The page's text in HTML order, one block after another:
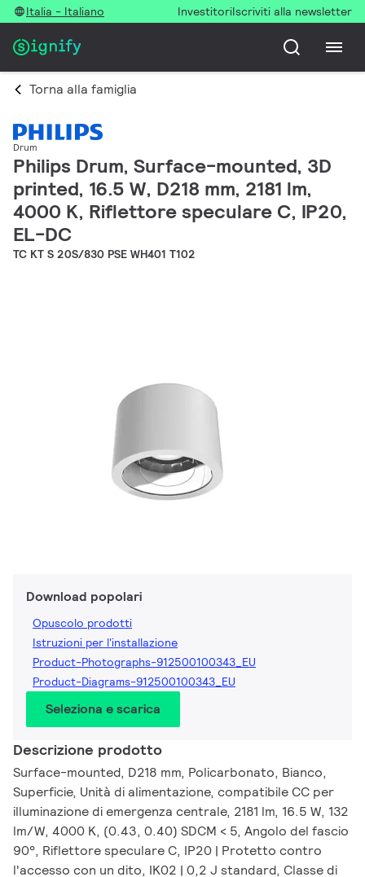
Italia - Italiano InvestitoriIscriviti alla newsletter
Torna alla famiglia
Drum
Philips Drum, Surface-mounted, 3D
printed, 16.5 W, D218 mm, 2181 lm,
4000 K, Riflettore speculare C, IP20,
EL-DC
TC KT S 20S/830 PSE WH401 T102
Download popolari
Opuscolo prodotti
Istruzioni per l'installazione
Product-Photographs-912500100343_EU
Product-Diagrams-912500100343_EU
Seleziona e scarica
Descrizione prodotto
Surface-mounted, D218 mm, Policarbonato, Bianco,
Superficie, Unità di alimentazione, compatibile CC per
illuminazione di emergenza centrale, 2181 lm, 16.5 W, 132
lm/W, 4000 K, (0.43, 0.40) SDCM < 5, Angolo del fascio
90°, Riflettore speculare C, IP20 | Protetto contro
l'accesso con un dito, IK02 | 0,2 J standard, Classe di